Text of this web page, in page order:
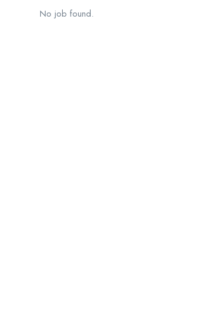
No job found.